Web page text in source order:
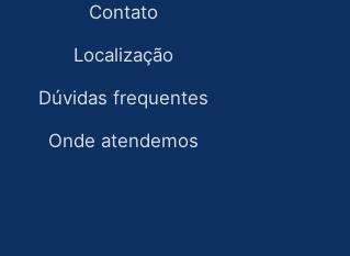
Contato
Localização
Dúvidas frequentes
Onde atendemos